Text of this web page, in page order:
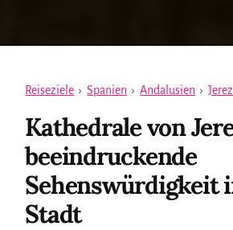
Reiseziele › Spanien › Andalusien ›
Kathedrale von
beeindruckende
Sehenswürdigkeit
Stadt